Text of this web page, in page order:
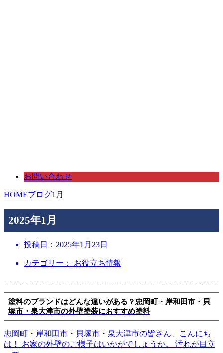
お問い合わせ
HOMEブログ1月
2025年1月
投稿日： 2025年1月23日
カテゴリー： お役立ち情報
塗料のブランドはどんな違いがある？忠岡町・岸和田市・貝
塚市・泉大津市の外壁塗装におすすめ塗料
忠岡町・岸和田市・貝塚市・泉大津市の皆さん、こんにち
は！ お家の外壁のご様子はいかがでしょうか。 汚れが目立